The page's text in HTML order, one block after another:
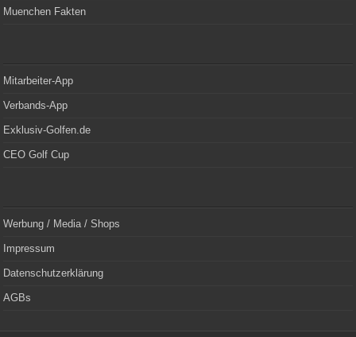
Muenchen Fakten
Mitarbeiter-App
Verbands-App
Exklusiv-Golfen.de
CEO Golf Cup
Werbung / Media / Shops
Impressum
Datenschutzerklärung
AGBs